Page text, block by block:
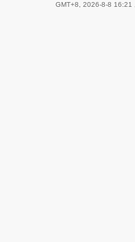
GMT+8, 2026-8-8 16:21